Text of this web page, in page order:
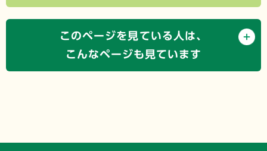
このページを見ている人は、
こんなページも見ています